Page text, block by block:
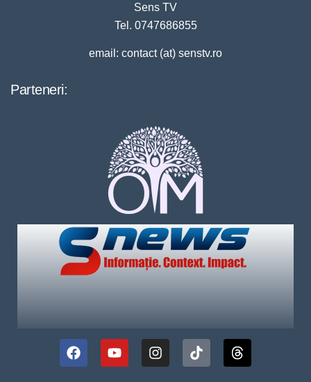
Sens TV
Tel. 0747686855
email: contact (at) senstv.ro
Parteneri: